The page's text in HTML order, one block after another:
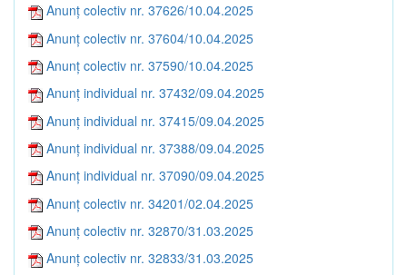
Anunț colectiv nr. 37626/10.04.2025
Anunț colectiv nr. 37604/10.04.2025
Anunț colectiv nr. 37590/10.04.2025
Anunț individual nr. 37432/09.04.2025
Anunț individual nr. 37415/09.04.2025
Anunț individual nr. 37388/09.04.2025
Anunț individual nr. 37090/09.04.2025
Anunț colectiv nr. 34201/02.04.2025
Anunț colectiv nr. 32870/31.03.2025
Anunț colectiv nr. 32833/31.03.2025